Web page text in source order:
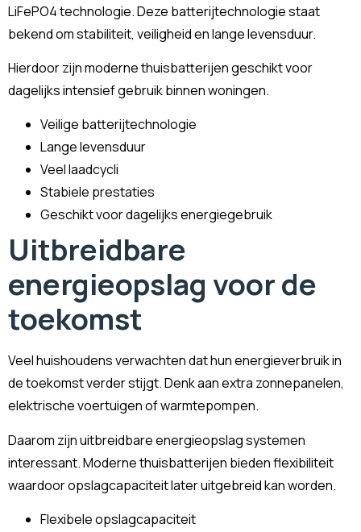
LiFePO4 technologie. Deze batterijtechnologie staat
bekend om stabiliteit, veiligheid en lange levensduur.
Hierdoor zijn moderne thuisbatterijen geschikt voor
dagelijks intensief gebruik binnen woningen.
Veilige batterijtechnologie
Lange levensduur
Veel laadcycli
Stabiele prestaties
Geschikt voor dagelijks energiegebruik
Uitbreidbare
energieopslag voor de
toekomst
Veel huishoudens verwachten dat hun energieverbruik in
de toekomst verder stijgt. Denk aan extra zonnepanelen,
elektrische voertuigen of warmtepompen.
Daarom zijn uitbreidbare energieopslag systemen
interessant. Moderne thuisbatterijen bieden flexibiliteit
waardoor opslagcapaciteit later uitgebreid kan worden.
Flexibele opslagcapaciteit